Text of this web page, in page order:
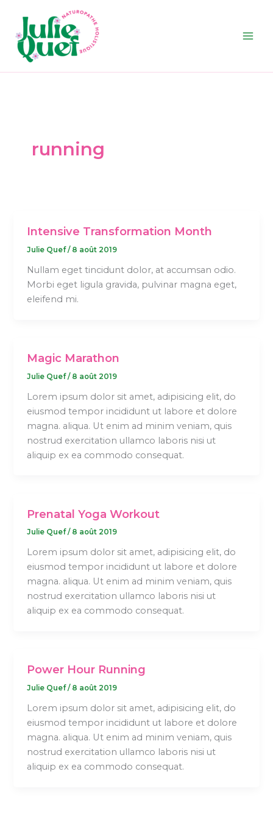
contenu
running
Intensive Transformation Month
Julie Quef/ 8 août 2019
Nullam eget tincidunt dolor, at accumsan odio.
Morbi eget ligula gravida, pulvinar magna eget,
eleifend mi.
Magic Marathon
Julie Quef/ 8 août 2019
Lorem ipsum dolor sit amet, adipisicing elit, do
eiusmod tempor incididunt ut labore et dolore
magna. aliqua. Ut enim ad minim veniam, quis
nostrud exercitation ullamco laboris nisi ut
aliquip ex ea commodo consequat.
Prenatal Yoga Workout
Julie Quef/ 8 août 2019
Lorem ipsum dolor sit amet, adipisicing elit, do
eiusmod tempor incididunt ut labore et dolore
magna. aliqua. Ut enim ad minim veniam, quis
nostrud exercitation ullamco laboris nisi ut
aliquip ex ea commodo consequat.
Power Hour Running
Julie Quef/ 8 août 2019
Lorem ipsum dolor sit amet, adipisicing elit, do
eiusmod tempor incididunt ut labore et dolore
magna. aliqua. Ut enim ad minim veniam, quis
nostrud exercitation ullamco laboris nisi ut
aliquip ex ea commodo consequat.